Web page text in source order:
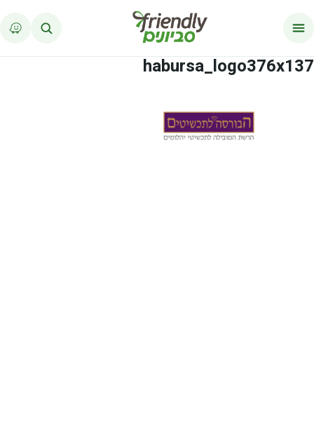
habursa_logo376x137